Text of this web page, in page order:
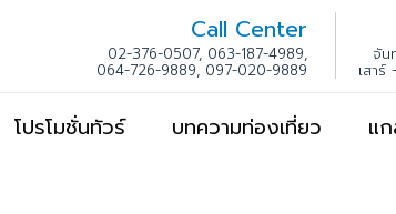
Call Center
02-376-0507, 063-187-4989,
064-726-9889, 097-020-9889
จัน
เสา
โปรโมชั่นทัวร์ บทความท่องเที่ยว แ